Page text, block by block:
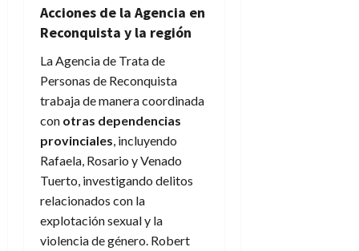
Acciones de la Agencia en
Reconquista y la región
La Agencia de Trata de
Personas de Reconquista
trabaja de manera coordinada
con otras dependencias
provinciales , incluyendo
Rafaela, Rosario y Venado
Tuerto, investigando delitos
relacionados con la
explotación sexual y la
violencia de género. Robert